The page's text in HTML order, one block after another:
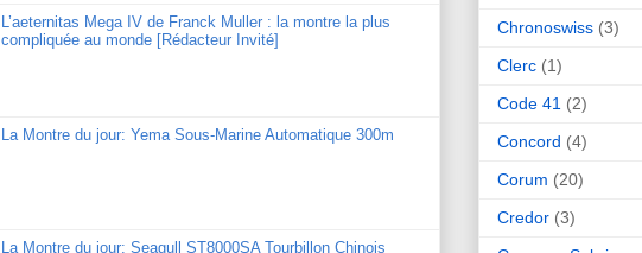
L’aeternitas Mega IV de Franck Muller : la montre la plus
compliquée au monde [Rédacteur Invité]
La Montre du jour: Yema Sous-Marine Automatique 300m
La Montre du jour: Seagull ST8000SA Tourbillon Chinois
Chronoswiss (3)
Clerc (1)
Code 41 (2)
Concord (4)
Corum (20)
Credor (3)